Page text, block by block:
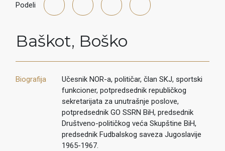
Podeli
Baškot, Boško
Biografija
Učesnik NOR-a, političar, član SKJ, sportski
funkcioner, potpredsednik republičkog
sekretarijata za unutrašnje poslove,
potpredsednik GO SSRN BiH, predsednik
Društveno-političkog veća Skupštine BiH,
predsednik Fudbalskog saveza Jugoslavije
1965-1967.